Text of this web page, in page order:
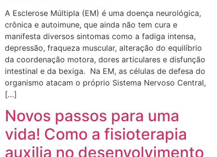
A Esclerose Múltipla (EM) é uma doença neurológica,
crônica e autoimune, que ainda não tem cura e
manifesta diversos sintomas como a fadiga intensa,
depressão, fraqueza muscular, alteração do equilíbrio
da coordenação motora, dores articulares e disfunção
intestinal e da bexiga. Na EM, as células de defesa do
organismo atacam o próprio Sistema Nervoso Central,
[…]
Novos passos para uma
vida! Como a fisioterapia
auxilia no desenvolvimento